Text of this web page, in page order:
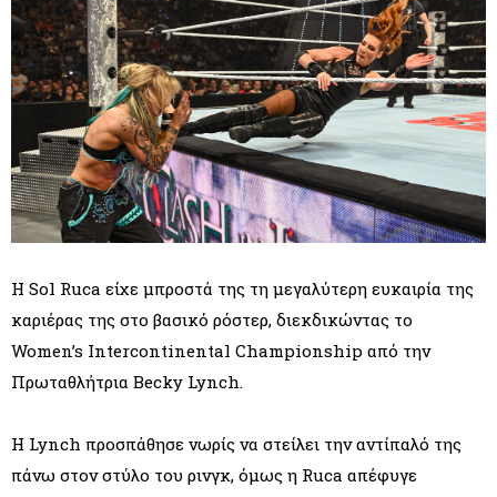
Η Sol Ruca είχε μπροστά της τη μεγαλύτερη ευκαιρία της
καριέρας της στο βασικό ρόστερ, διεκδικώντας το
Women’s Intercontinental Championship από την
Πρωταθλήτρια Becky Lynch.
Η Lynch προσπάθησε νωρίς να στείλει την αντίπαλό της
πάνω στον στύλο του ρινγκ, όμως η Ruca απέφυγε